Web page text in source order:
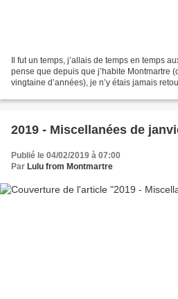
Il fut un temps, j’allais de temps en temps
pense que depuis que j’habite Montmartre
vingtaine d’années), je n’y étais jamais
2019 - Miscellanées de
Publié le 04/02/2019 à 07:00
Par Lulu from Montmartre